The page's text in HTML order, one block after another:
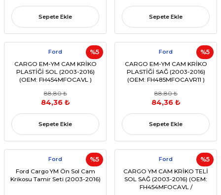
Sepete Ekle Sepete Ekle
%5
Ford
CARGO EM-YM CAM KRİKO
PLASTİĞİ SOL (2003-2016)
(OEM: FH454MFOCAVL )
88,80 ₺
84,36 ₺
Sepete Ekle
%5
Ford
CARGO EM-YM CAM KRİKO
PLASTİĞİ SAĞ (2003-2016)
(OEM: FH485MFOCAVR11 )
88,80 ₺
84,36 ₺
Sepete Ekle
%5
Ford
Ford Cargo YM Ön Sol Cam
Krikosu Tamir Seti (2003-2016)
%5
Ford
CARGO YM CAM KRİKO TELİ
SOL SAĞ (2003-2016) (OEM:
FH454MFOCAVL /